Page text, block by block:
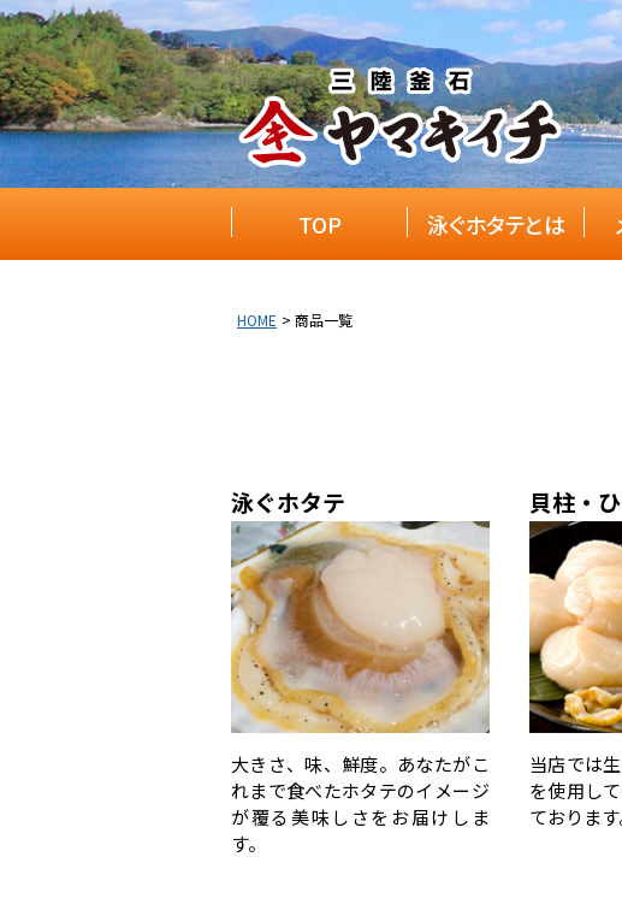
TOP 泳ぐホタテとは
HOME 商品一覧
泳ぐホタテ
大きさ、味、鮮度。あなたがこ
れまで食べたホタテのイメージ
が覆る美味しさをお届けしま
す。
貝柱・
当店では
を使用し
ております